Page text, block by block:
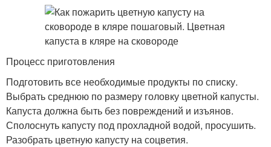
Процесс приготовления
Подготовить все необходимые продукты по списку.
Выбрать среднюю по размеру головку цветной капусты.
Капуста должна быть без повреждений и изъянов.
Сполоснуть капусту под прохладной водой, просушить.
Разобрать цветную капусту на соцветия.